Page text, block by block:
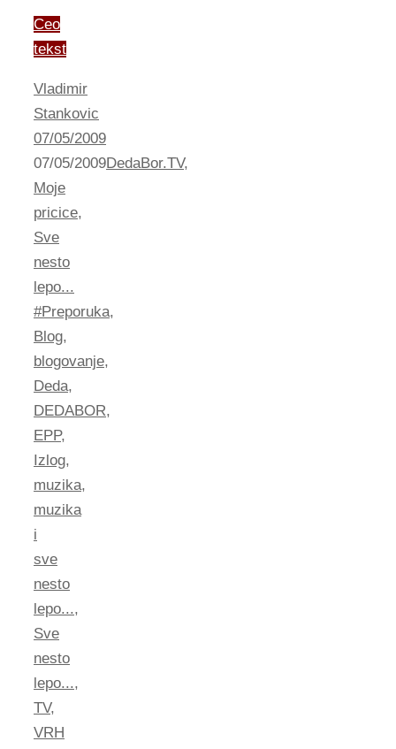
Ceo
tekst
Vladimir
Stankovic
07/05/2009
07/05/2009DedaBor.TV,
Moje
pricice,
Sve
nesto
lepo...
#Preporuka,
Blog,
blogovanje,
Deda,
DEDABOR,
EPP,
Izlog,
muzika,
muzika
i
sve
nesto
lepo...,
Sve
nesto
lepo...,
TV,
VRH